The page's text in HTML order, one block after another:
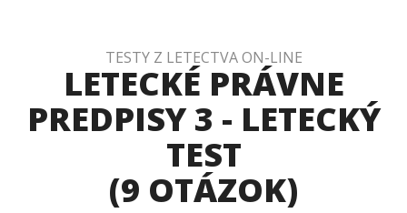
TESTY Z LETECTVA ON-LINE
LETECKÉ PRÁVNE
PREDPISY 3 - LETECKÝ
TEST
(9 OTÁZOK)